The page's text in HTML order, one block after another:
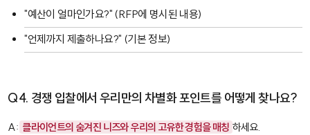
"예산이 얼마인가요?" (RFP에 명시된 내용)
"언제까지 제출하나요?" (기본 정보)
Q4. 경쟁 입찰에서 우리만의 차별화 포인트를 어떻게 찾나요?
A: 클라이언트의 숨겨진 니즈와 우리의 고유한 경험을 매칭 하세요.